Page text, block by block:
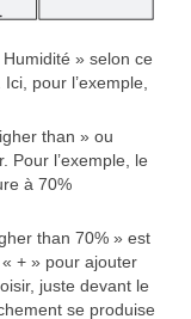
» selon ce
pour l’exemple,
than » ou
Pour l’exemple, le
à 70%
than 70% » est
+ » pour ajouter
juste devant le
se produise